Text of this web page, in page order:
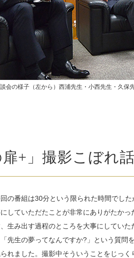
会の様子（左から）西浦先生・小西先生・久保
扉+」撮影こぼれ
の番組は30分という限られた時間でし
していただたことが非常にありがたかっ
生み出す過程のところを大事にしていた
先生の夢ってなんですか?」という質問
れました。撮影中そういうことをじっく